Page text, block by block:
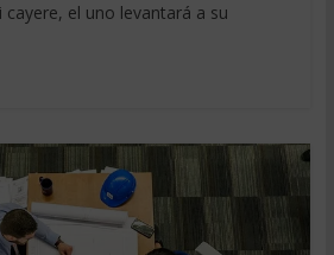
el uno levantará a su